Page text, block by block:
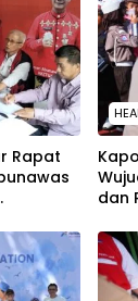
Rapat
dan